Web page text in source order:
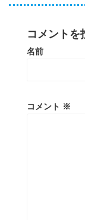
コメントを
名前
コメント ※